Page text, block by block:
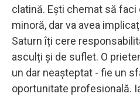
clatină. Ești chemat să faci
minoră, dar va avea
Saturn îți cere
asculți și de suflet. O
un dar neașteptat - fie un
oportunitate profesională.